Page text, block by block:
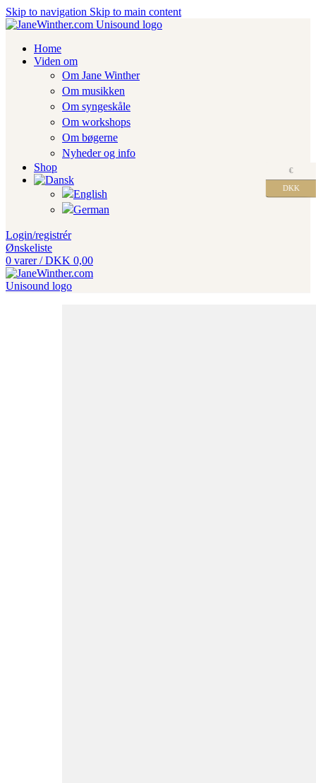
Skip to navigation Skip to main content
Home
Viden om
Om Jane Winther
Om musikken
Om syngeskåle
Om workshops
Om bøgerne
Nyheder og info
Shop
Login/registrér
Ønskeliste
0 varer / DKK 0,00
€
DKK